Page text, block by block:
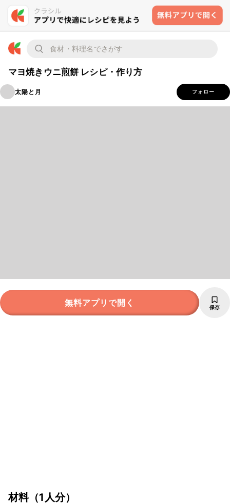
マヨ焼きウニ煎餅 レシピ・作り方
太陽と月 フォロー
無料アプリで開く 保存
材料（1人分）